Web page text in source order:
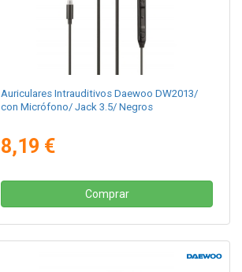
Auriculares Intrauditivos Daewoo DW2013/
con Micrófono/ Jack 3.5/ Negros
8,19 €
Comprar